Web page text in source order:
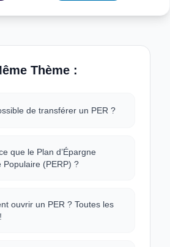
Thème :
de transférer un PER ?
que le Plan d’Épargne
Populaire (PERP) ?
ouvrir un PER ? Toutes les